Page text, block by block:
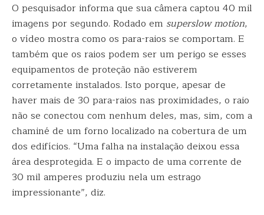
O pesquisador informa que sua câmera captou 40 mil
imagens por segundo. Rodado em superslow motion,
o vídeo mostra como os para-raios se comportam. E
também que os raios podem ser um perigo se esses
equipamentos de proteção não estiverem
corretamente instalados. Isto porque, apesar de
haver mais de 30 para-raios nas proximidades, o raio
não se conectou com nenhum deles, mas, sim, com a
chaminé de um forno localizado na cobertura de um
dos edifícios. “Uma falha na instalação deixou essa
área desprotegida. E o impacto de uma corrente de
30 mil amperes produziu nela um estrago
impressionante”, diz.